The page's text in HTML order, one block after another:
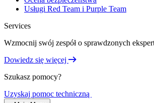
Usługi Red Team i Purple Team
Services
Wzmocnij swój zespół o sprawdzonych
Dowiedz się więcej
Szukasz pomocy?
Uzyskaj pomoc techniczną